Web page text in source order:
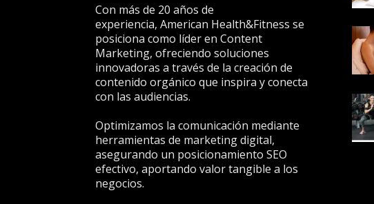
Con más de 20 años de
experiencia, American Health&Fitness se
posiciona como líder en Content
Marketing, ofreciendo soluciones
innovadoras a través de la creación de
contenido orgánico que inspira y conecta
con las audiencias.
Optimizamos la comunicación mediante
herramientas de marketing digital,
asegurando un posicionamiento SEO
efectivo, aportando valor tangible a los
negocios.